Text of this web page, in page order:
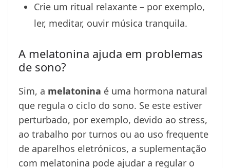
Crie um ritual relaxante – por exemplo,
ler, meditar, ouvir música tranquila.
A melatonina ajuda em problemas
de sono?
Sim, a melatonina é uma hormona natural
que regula o ciclo do sono. Se este estiver
perturbado, por exemplo, devido ao stress,
ao trabalho por turnos ou ao uso frequente
de aparelhos eletrónicos, a suplementação
com melatonina pode ajudar a regular o